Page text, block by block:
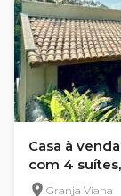
Casa à
com 4
Granja Viana